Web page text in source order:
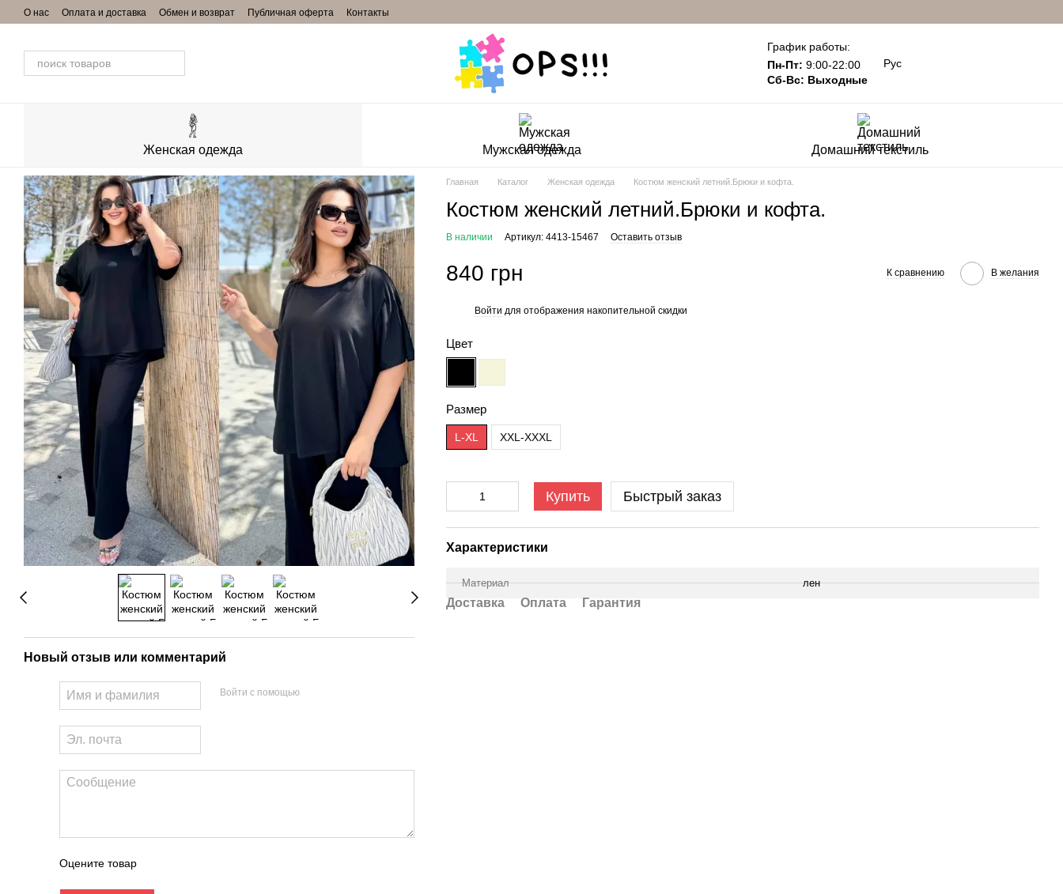
Перейти к основному контенту
О нас Оплата и доставка Обмен и возврат Публичная оферта Контакты
График работы:
Пн-Пт: 9:00-22:00
Сб-Вс: Выходные
Рус
Женская одежда Мужская одежда Домашний текстиль
Новый отзыв или комментарий
Войти с помощью
Оцените товар
Главная Каталог Женская одежда Костюм женский летний.Брюки и кофта.
Костюм женский летний.Брюки и кофта.
В наличии Артикул: 4413-15467 Оставить отзыв
840 грн К сравнению В желания
Войти для отображения накопительной скидки
Цвет
Размер
L-XL XXL-XXXL
Купить Быстрый заказ
Характеристики
Материал лен
Доставка Оплата Гарантия